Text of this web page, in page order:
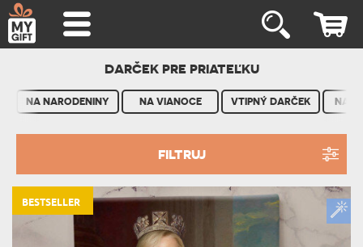
DARČEK PRE PRIATEĽKU
NA NARODENINY NA VIANOCE VTIPNÝ DARČEK NA
FILTRUJ
BESTSELLER